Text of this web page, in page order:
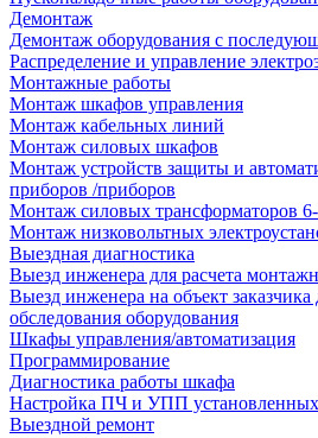
Демонтаж
Демонтаж оборудования с
Распределение и управление
Монтажные работы
Монтаж шкафов управления
Монтаж кабельных линий
Монтаж силовых шкафов
Монтаж устройств защиты и
приборов /приборов
Монтаж силовых трансформаторов
Монтаж низковольтных
Выездная диагностика
Выезд инженера для расчета
Выезд инженера на объект заказчика
обследования оборудования
Шкафы управления/автоматизация
Программирование
Диагностика работы шкафа
Настройка ПЧ и УПП
Выездной ремонт